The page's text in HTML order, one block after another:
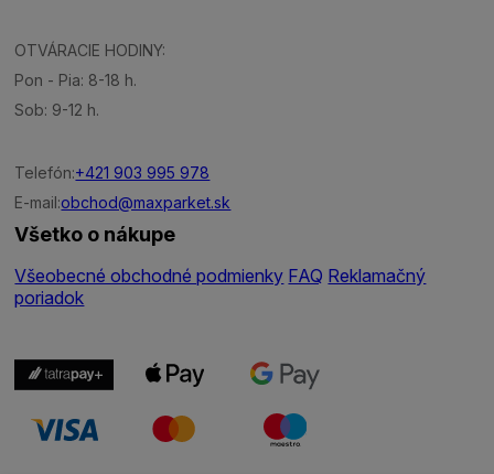
OTVÁRACIE HODINY:
Pon - Pia: 8-18 h.
Sob: 9-12 h.
Telefón:+421 903 995 978
E-mail:obchod@maxparket.sk
Všetko o nákupe
Všeobecné obchodné podmienky FAQ Reklamačný
poriadok